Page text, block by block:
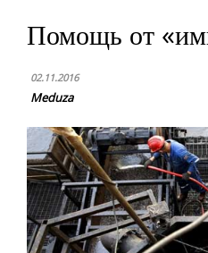
Помощь от
02.11.2016
Meduza